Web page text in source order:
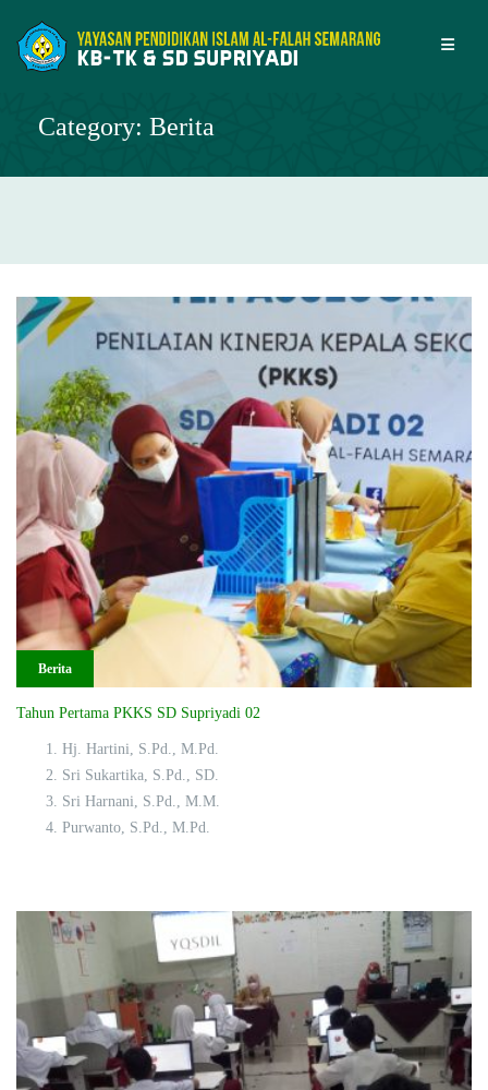
content
Category: Berita
Berita
Tahun Pertama PKKS SD Supriyadi 02
Hj. Hartini, S.Pd., M.Pd.
Sri Sukartika, S.Pd., SD.
Sri Harnani, S.Pd., M.M.
Purwanto, S.Pd., M.Pd.